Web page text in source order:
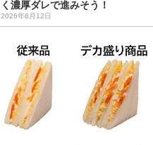
く濃厚ダレで進みそう！
2026年6月12日